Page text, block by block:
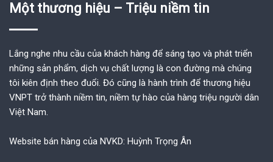
Một thương hiệu – Triệu niềm tin
Lắng nghe nhu cầu của khách hàng để sáng tạo và phát triển
những sản phẩm, dịch vụ chất lượng là con đường mà chúng
tôi kiên định theo đuổi. Đó cũng là hành trình để thương hiệu
VNPT trở thành niềm tin, niềm tự hào của hàng triệu người dân
Việt Nam.
Website bán hàng của NVKD: Huỳnh Trọng Ân